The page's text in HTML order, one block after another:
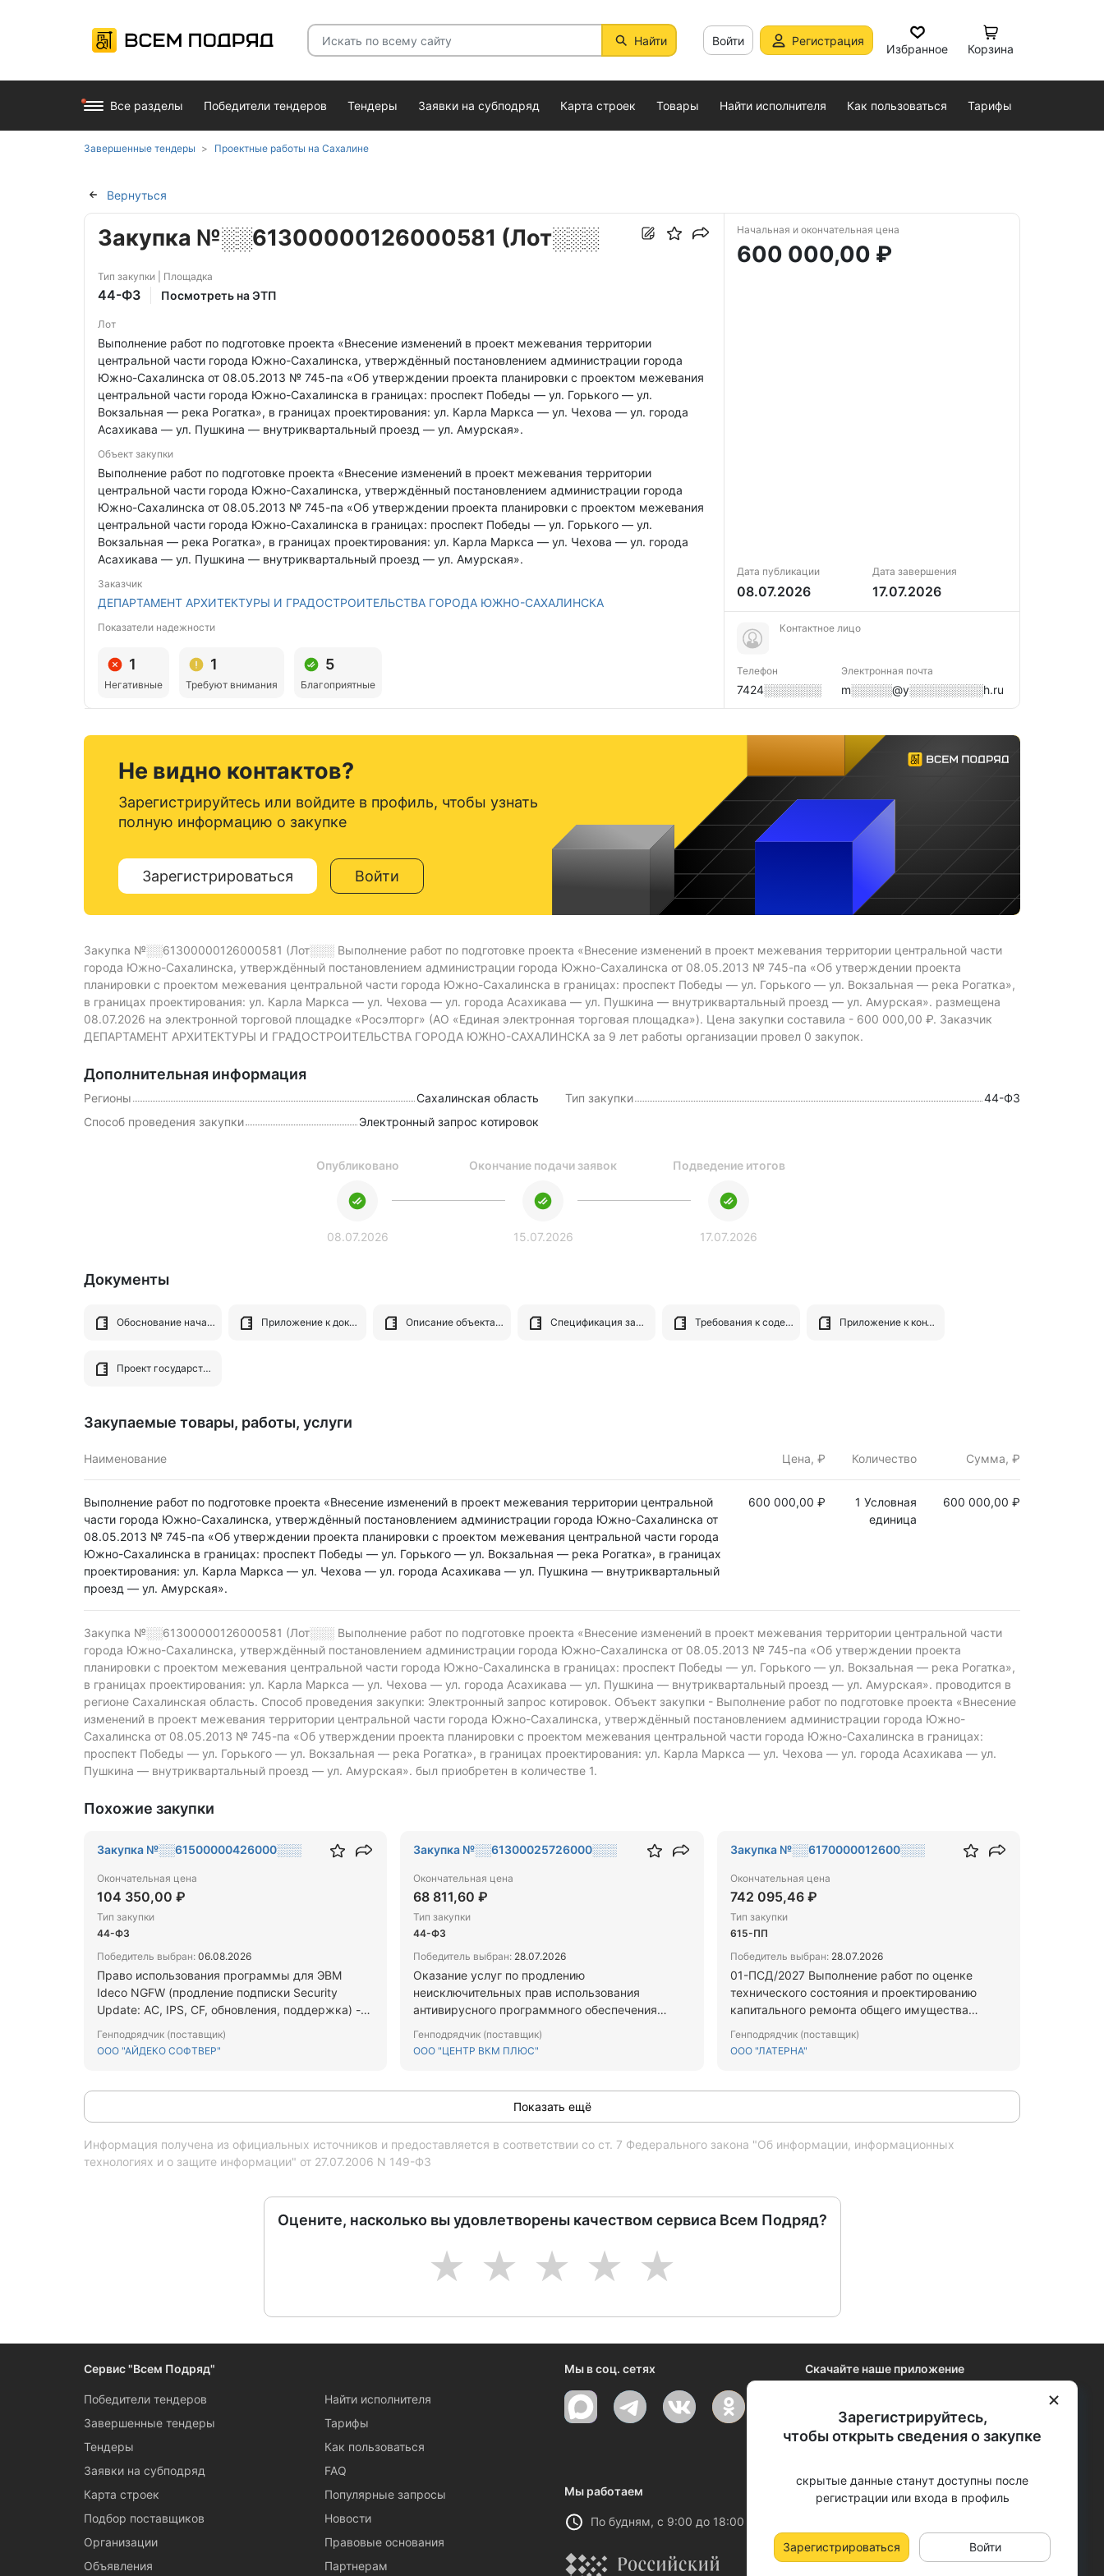
Найти Войти Регистрация
Избранное Корзина
Все разделы Победители тендеров Тендеры Заявки на субподряд Карта строек Товары Найти исполнителя Как пользоваться Тарифы
Завершенные тендеры Проектные работы на Сахалине
Вернуться
Закупка №░░61300000126000581 (Лот░░░
Тип закупки | Площадка
44-ФЗ Посмотреть на ЭТП
Лот
Выполнение работ по подготовке проекта «Внесение изменений в проект межевания территории
центральной части города Южно-Сахалинска, утверждённый постановлением администрации города
Южно-Сахалинска от 08.05.2013 № 745-па «Об утверждении проекта планировки с проектом межевания
центральной части города Южно-Сахалинска в границах: проспект Победы — ул. Горького — ул.
Вокзальная — река Рогатка», в границах проектирования: ул. Карла Маркса — ул. Чехова — ул. города
Асахикава — ул. Пушкина — внутриквартальный проезд — ул. Амурская».
Объект закупки
Выполнение работ по подготовке проекта «Внесение изменений в проект межевания территории
центральной части города Южно-Сахалинска, утверждённый постановлением администрации города
Южно-Сахалинска от 08.05.2013 № 745-па «Об утверждении проекта планировки с проектом межевания
центральной части города Южно-Сахалинска в границах: проспект Победы — ул. Горького — ул.
Вокзальная — река Рогатка», в границах проектирования: ул. Карла Маркса — ул. Чехова — ул. города
Асахикава — ул. Пушкина — внутриквартальный проезд — ул. Амурская».
Заказчик
ДЕПАРТАМЕНТ АРХИТЕКТУРЫ И ГРАДОСТРОИТЕЛЬСТВА ГОРОДА ЮЖНО-САХАЛИНСКА
Показатели надежности
1
Негативные
1
Требуют внимания
5
Благоприятные
Начальная и окончательная цена
600 000,00 ₽
Дата публикации
08.07.2026
Дата завершения
17.07.2026
Контактное лицо
Телефон
7424░░░░░░░
Электронная почта
m░░░░░@y░░░░░░░░░h.ru
Не видно контактов?
Зарегистрируйтесь или войдите в профиль, чтобы узнать
полную информацию о закупке
Зарегистрироваться Войти
Закупка №░░61300000126000581 (Лот░░░ Выполнение работ по подготовке проекта «Внесение изменений в проект межевания территории центральной части
города Южно-Сахалинска, утверждённый постановлением администрации города Южно-Сахалинска от 08.05.2013 № 745-па «Об утверждении проекта
планировки с проектом межевания центральной части города Южно-Сахалинска в границах: проспект Победы — ул. Горького — ул. Вокзальная — река Рогатка»,
в границах проектирования: ул. Карла Маркса — ул. Чехова — ул. города Асахикава — ул. Пушкина — внутриквартальный проезд — ул. Амурская». размещена
08.07.2026 на электронной торговой площадке «Росэлторг» (АО «Единая электронная торговая площадка»). Цена закупки составила - 600 000,00 ₽. Заказчик
ДЕПАРТАМЕНТ АРХИТЕКТУРЫ И ГРАДОСТРОИТЕЛЬСТВА ГОРОДА ЮЖНО-САХАЛИНСКА за 9 лет работы организации провел 0 закупок.
Дополнительная информация
Регионы
Сахалинская область
Способ проведения закупки
Электронный запрос котировок
Тип закупки 44-ФЗ
Опубликовано
08.07.2026
Окончание подачи заявок
15.07.2026
Подведение итогов
17.07.2026
Документы
Обоснование начальной (максимальной) цены контракта Приложение к документации Описание объекта закупки Спецификация заявки на закупку (структурированный вид) Требования к содержанию и составу заявки на участие Приложение к контракту
Проект государственного контракта
Закупаемые товары, работы, услуги
Наименование Цена, ₽ Количество Сумма, ₽
Выполнение работ по подготовке проекта «Внесение изменений в проект межевания территории центральной
части города Южно-Сахалинска, утверждённый постановлением администрации города Южно-Сахалинска от
08.05.2013 № 745-па «Об утверждении проекта планировки с проектом межевания центральной части города
Южно-Сахалинска в границах: проспект Победы — ул. Горького — ул. Вокзальная — река Рогатка», в границах
проектирования: ул. Карла Маркса — ул. Чехова — ул. города Асахикава — ул. Пушкина — внутриквартальный
проезд — ул. Амурская».
600 000,00 ₽
1 Условная
единица
600 000,00 ₽
Закупка №░░61300000126000581 (Лот░░░ Выполнение работ по подготовке проекта «Внесение изменений в проект межевания территории центральной части
города Южно-Сахалинска, утверждённый постановлением администрации города Южно-Сахалинска от 08.05.2013 № 745-па «Об утверждении проекта
планировки с проектом межевания центральной части города Южно-Сахалинска в границах: проспект Победы — ул. Горького — ул. Вокзальная — река Рогатка»,
в границах проектирования: ул. Карла Маркса — ул. Чехова — ул. города Асахикава — ул. Пушкина — внутриквартальный проезд — ул. Амурская». проводится в
регионе Сахалинская область. Способ проведения закупки: Электронный запрос котировок. Объект закупки - Выполнение работ по подготовке проекта «Внесение
изменений в проект межевания территории центральной части города Южно-Сахалинска, утверждённый постановлением администрации города Южно-
Сахалинска от 08.05.2013 № 745-па «Об утверждении проекта планировки с проектом межевания центральной части города Южно-Сахалинска в границах:
проспект Победы — ул. Горького — ул. Вокзальная — река Рогатка», в границах проектирования: ул. Карла Маркса — ул. Чехова — ул. города Асахикава — ул.
Пушкина — внутриквартальный проезд — ул. Амурская». был приобретен в количестве 1.
Похожие закупки
Закупка №░░61500000426000░░░
Окончательная цена
104 350,00 ₽
Тип закупки
44-ФЗ
Победитель выбран: 06.08.2026
Право использования программы для ЭВМ
Ideco NGFW (продление подписки Security
Update: AC, IPS, CF, обновления, поддержка) -
Генподрядчик (поставщик)
ООО "АЙДЕКО СОФТВЕР"
Закупка №░░61300025726000░░░
Окончательная цена
68 811,60 ₽
Тип закупки
44-ФЗ
Победитель выбран: 28.07.2026
Оказание услуг по продлению
неисключительных прав использования
антивирусного программного обеспечения
Расширенный Russian Edition»
Генподрядчик (поставщик)
ООО "ЦЕНТР ВКМ ПЛЮС"
Закупка №░░6170000012600░░░
Окончательная цена
742 095,46 ₽
Тип закупки
615-ПП
Победитель выбран:28.07.2026
01-ПСД/2027 Выполнение работ по оценке
технического состояния и проектированию
капитального ремонта общего имущества
адресу: г. Поронайск, ул. Восточная, д. 125; г.
Яблочное, ул. Центральная, д. 88, лит. Б.
Генподрядчик (поставщик)
ООО "ЛАТЕРНА"
Показать ещё
Информация получена из официальных источников и предоставляется в соответствии со ст. 7 Федерального закона "Об информации, информационных
технологиях и о защите информации" от 27.07.2006 N 149-ФЗ
Оцените, насколько вы удовлетворены качеством сервиса Всем Подряд?
5
4
3
2
1
Зарегистрируйтесь,
чтобы открыть сведения о закупке
скрытые данные станут доступны после
регистрации или входа в профиль
Зарегистрироваться Войти
Сервис "Всем Подряд"
Победители тендеров
Завершенные тендеры
Тендеры
Заявки на субподряд
Карта строек
Подбор поставщиков
Организации
Объявления
Найти исполнителя
Тарифы
Как пользоваться
FAQ
Популярные запросы
Новости
Правовые основания
Партнерам
Мы в соц. сетях Скачайте наше приложение
Мы работаем
По будням, с 9:00 до 18:00 (МСК)